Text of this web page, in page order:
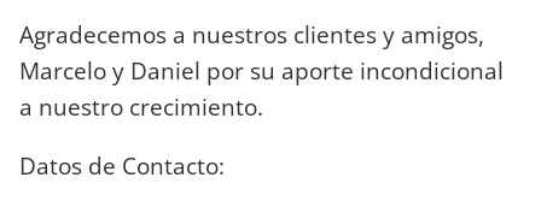
Agradecemos a nuestros clientes y amigos,
Marcelo y Daniel por su aporte incondicional
a nuestro crecimiento.
Datos de Contacto: